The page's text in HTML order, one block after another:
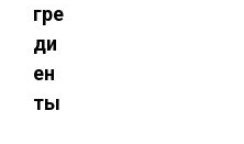
гре
ди
ен
ты